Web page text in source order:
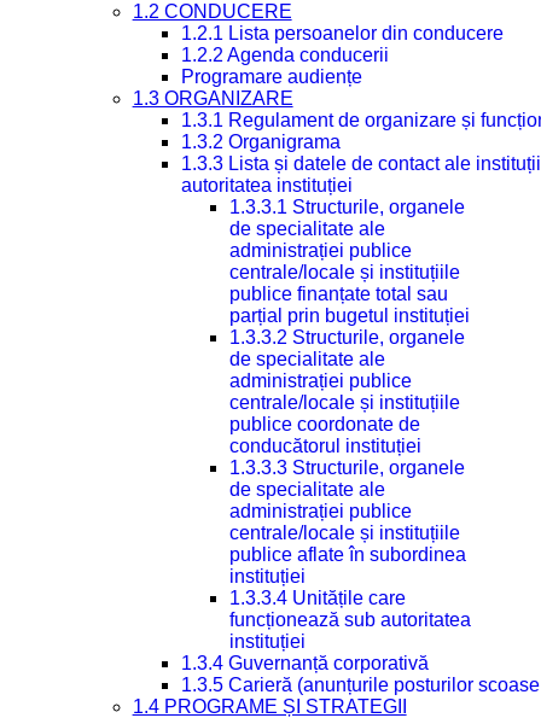
1.2 CONDUCERE
1.2.1 Lista persoanelor din conducere
1.2.2 Agenda conducerii
Programare audiențe
1.3 ORGANIZARE
1.3.1 Regulament de organizare și
1.3.2 Organigrama
1.3.3 Lista și datele de contact ale
autoritatea instituției
1.3.3.1 Structurile, organele
de specialitate ale
administrației publice
centrale/locale și instituțiile
publice finanțate total sau
parțial prin bugetul instituției
1.3.3.2 Structurile, organele
de specialitate ale
administrației publice
centrale/locale și instituțiile
publice coordonate de
conducătorul instituției
1.3.3.3 Structurile, organele
de specialitate ale
administrației publice
centrale/locale și instituțiile
publice aflate în subordinea
instituției
1.3.3.4 Unitățile care
funcționează sub autoritatea
instituției
1.3.4 Guvernanță corporativă
1.3.5 Carieră (anunțurile posturilor
1.4 PROGRAME ȘI STRATEGII